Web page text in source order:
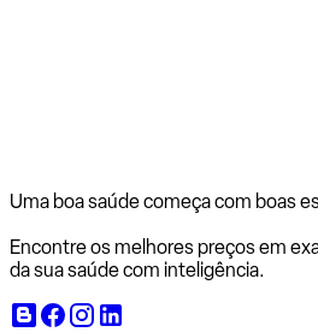
Uma boa saúde começa com boas
Encontre os melhores preços em
da sua saúde com inteligência.